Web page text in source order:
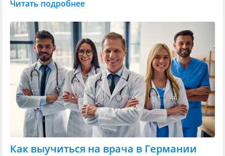
Читать подробнее
Как выучиться на врача в Германии